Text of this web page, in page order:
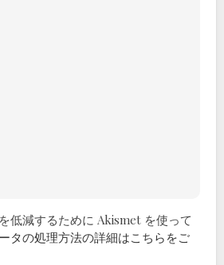
低減するために Akismet を使って
タの処理方法の詳細はこちらをご